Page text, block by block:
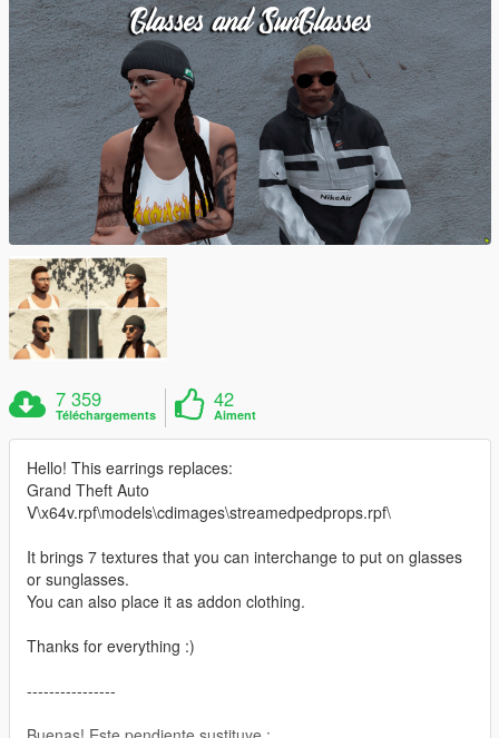
7 359
Téléchargements
42
Aiment
Hello! This earrings replaces:
Grand Theft Auto
V\x64v.rpf\models\cdimages\streamedpedprops.rpf\
It brings 7 textures that you can interchange to put on glasses
or sunglasses.
You can also place it as addon clothing.
Thanks for everything :)
----------------